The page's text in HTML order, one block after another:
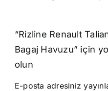
“Rizline Renault
Bagaj Havuzu” için
olun
E-posta adresiniz